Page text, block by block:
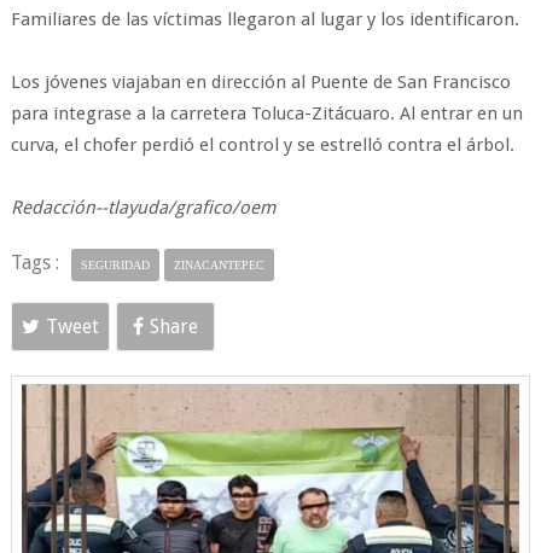
Familiares de las víctimas llegaron al lugar y los identificaron.
Los jóvenes viajaban en dirección al Puente de San Francisco
para integrase a la carretera Toluca-Zitácuaro. Al entrar en un
curva, el chofer perdió el control y se estrelló contra el árbol.
Redacción--tlayuda/grafico/oem
Tags : SEGURIDAD ZINACANTEPEC
Tweet Share